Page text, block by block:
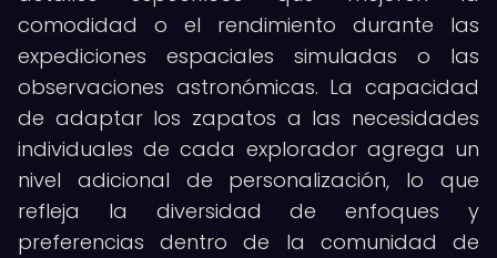
comodidad o el rendimiento durante las
expediciones espaciales simuladas o las
observaciones astronómicas. La capacidad
de adaptar los zapatos a las necesidades
individuales de cada explorador agrega un
nivel adicional de personalización, lo que
refleja la diversidad de enfoques y
preferencias dentro de la comunidad de